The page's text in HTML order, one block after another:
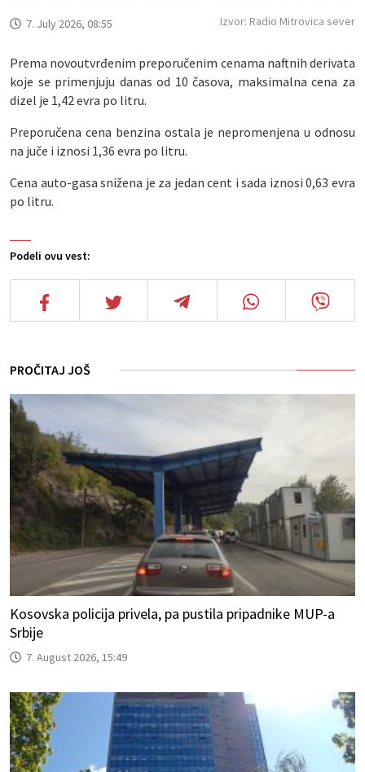
Podeli ovu vest:
7. July 2026, 08:55 Izvor: Radio Mitrovica sever
Prema novoutvrđenim preporučenim cenama naftnih derivata
koje se primenjuju danas od 10 časova, maksimalna cena za
dizel je 1,42 evra po litru.
Preporučena cena benzina ostala je nepromenjena u odnosu
na juče i iznosi 1,36 evra po litru.
Cena auto-gasa snižena je za jedan cent i sada iznosi 0,63 evra
po litru.
PROČITAJ JOŠ
Kosovska policija privela, pa pustila pripadnike MUP-a
Srbije
7. August 2026, 15:49